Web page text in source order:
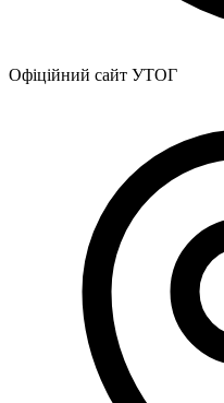
Офіційний сайт УТОГ